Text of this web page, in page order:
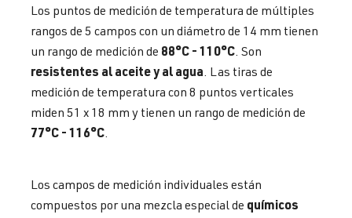
Los puntos de medición de temperatura de múltiples
rangos de 5 campos con un diámetro de 14 mm tienen
un rango de medición de 88°C - 110°C. Son
resistentes al aceite y al agua. Las tiras de
medición de temperatura con 8 puntos verticales
miden 51 x 18 mm y tienen un rango de medición de
77°C - 116°C.
Los campos de medición individuales están
compuestos por una mezcla especial de químicos